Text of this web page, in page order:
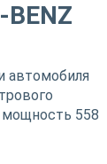
BENZ
автомобиля
мощность 558